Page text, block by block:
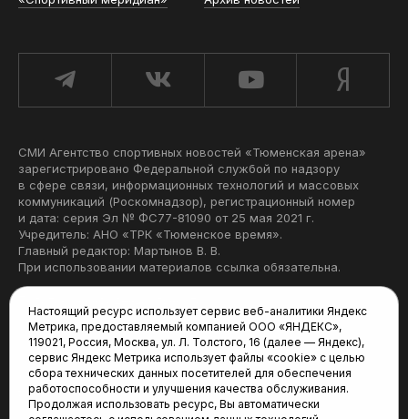
СМИ Агентство спортивных новостей «Тюменская арена»
зарегистрировано Федеральной службой по надзору
в сфере связи, информационных технологий и массовых
коммуникаций (Роскомнадзор), регистрационный номер
и дата: серия Эл № ФС77-81090 от 25 мая 2021 г.
Учредитель: АНО «ТРК «Тюменское время».
Главный редактор: Мартынов В. В.
При использовании материалов ссылка обязательна.
Редакция:
625035, Тюмень, пр. Геологоразведчиков, 28А
(3452) 68-22-28
tum-arena@mail.ru
Настоящий ресурс использует сервис веб-аналитики Яндекс
Метрика, предоставляемый компанией ООО «ЯНДЕКС»,
119021, Россия, Москва, ул. Л. Толстого, 16 (далее — Яндекс),
сервис Яндекс Метрика использует файлы «cookie» с целью
сбора технических данных посетителей для обеспечения
работоспособности и улучшения качества обслуживания.
Продолжая использовать ресурс, Вы автоматически